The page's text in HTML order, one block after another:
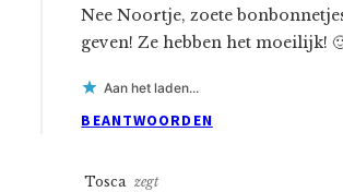
Nee Noortje, zoete
geven! Ze hebben het moeilijk!
Aan het laden...
BEANTWOORDEN
Tosca zegt